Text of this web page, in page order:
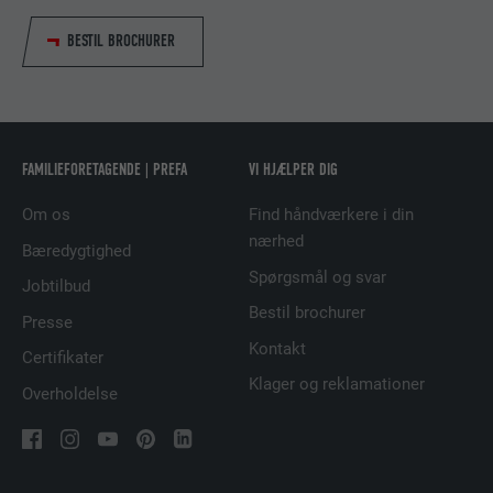
BESTIL BROCHURER
FAMILIEFORETAGENDE | PREFA
Om os
Bæredygtighed
Jobtilbud
Presse
Certifikater
Overholdelse
VI HJÆLPER DIG
Find håndværkere i din
nærhed
Spørgsmål og svar
Bestil brochurer
Kontakt
Klager og reklamationer
UDBYDER LinkedIn
FORLØB 2 år
Bruges af den sociale netværkstjeneste
tjenester.
NAVN
UDBYDER
Bruges af den sociale netværkstjeneste
tjenester.